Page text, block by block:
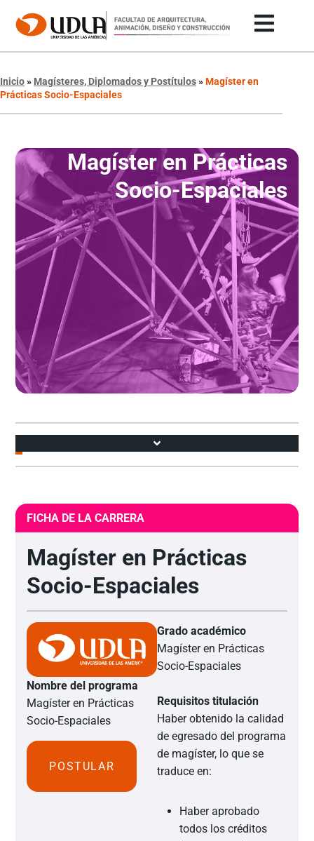
Inicio» Magísteres, Diplomados y Postítulos»Magíster en
Prácticas Socio-Espaciales
Magíster en Prácticas
Socio-Espaciales
FICHA DE LA CARRERA
Magíster en Prácticas
Socio-Espaciales
Nombre del programa
Magíster en Prácticas
Socio-Espaciales
POSTULAR
Grado académico
Magíster en Prácticas
Socio-Espaciales
Requisitos titulación
Haber obtenido la calidad
de egresado del programa
de magíster, lo que se
traduce en:
Haber aprobado
todos los créditos